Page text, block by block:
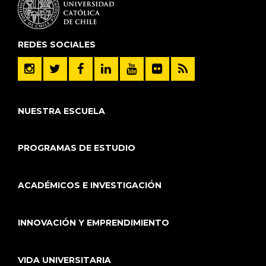
REDES SOCIALES
NUESTRA ESCUELA
PROGRAMAS DE ESTUDIO
ACADÉMICOS E INVESTIGACIÓN
INNOVACIÓN Y EMPRENDIMIENTO
VIDA UNIVERSITARIA